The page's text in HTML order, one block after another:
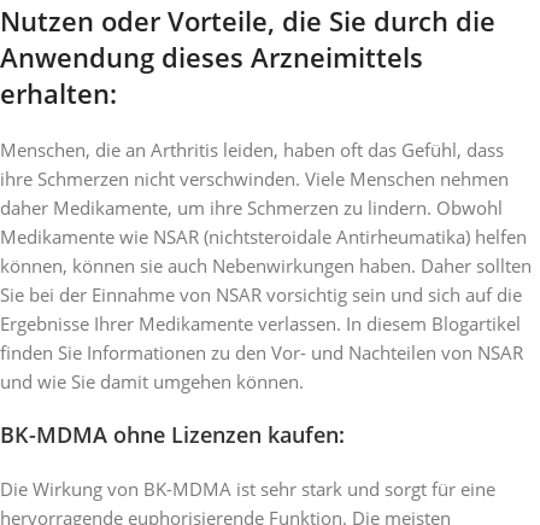
Nutzen oder Vorteile, die Sie durch die
Anwendung dieses Arzneimittels
erhalten:
Menschen, die an Arthritis leiden, haben oft das Gefühl, dass
ihre Schmerzen nicht verschwinden. Viele Menschen nehmen
daher Medikamente, um ihre Schmerzen zu lindern. Obwohl
Medikamente wie NSAR (nichtsteroidale Antirheumatika) helfen
können, können sie auch Nebenwirkungen haben. Daher sollten
Sie bei der Einnahme von NSAR vorsichtig sein und sich auf die
Ergebnisse Ihrer Medikamente verlassen. In diesem Blogartikel
finden Sie Informationen zu den Vor- und Nachteilen von NSAR
und wie Sie damit umgehen können.
BK-MDMA ohne Lizenzen kaufen:
Die Wirkung von BK-MDMA ist sehr stark und sorgt für eine
hervorragende euphorisierende Funktion. Die meisten